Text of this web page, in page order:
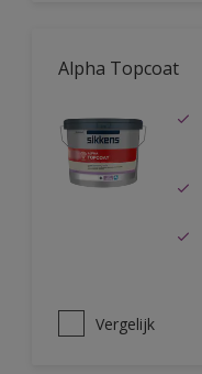
Alpha Topcoat
Vergelijk